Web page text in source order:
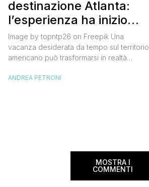
destinazione Atlanta:
l’esperienza ha inizio
con un volo Air France
Image by topntp26 on Freepik Una
vacanza desiderata da tempo sul territorio
americano può trasformarsi in realtà
France. Tale realtà, fondata nel 1933, ha
ANDREA PETRONI
MOSTRA I
COMMENTI